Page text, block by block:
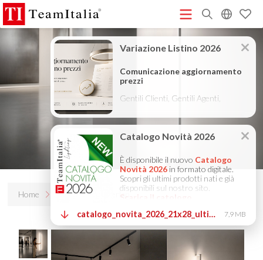
R
Listino Prezzi - 2026 (513K) Catalogo Novità 2026
DECORATIVE
CATALOGUE 2025(12M) TECHNICAL CATALOGUE 2025
COMPANY PROFILE ITA COMPANY PROFILE GB(3M) COMPANY
PROFILE DE
StarTeam 1 (introduzione)
(prodotto)
★Istruzioni Touch-Dim e Sincronizzazione (110K)
Home Prodotti Overlap